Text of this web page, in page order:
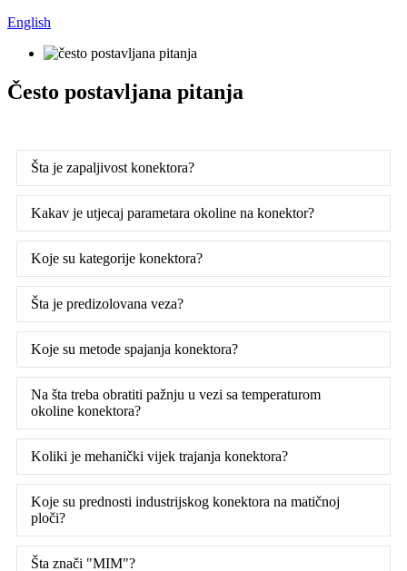
English
Često postavljana pitanja
Šta je zapaljivost konektora?
Kakav je utjecaj parametara okoline na konektor?
Koje su kategorije konektora?
Šta je predizolovana veza?
Koje su metode spajanja konektora?
Na šta treba obratiti pažnju u vezi sa temperaturom
okoline konektora?
Koliki je mehanički vijek trajanja konektora?
Koje su prednosti industrijskog konektora na matičnoj
ploči?
Šta znači "MIM"?